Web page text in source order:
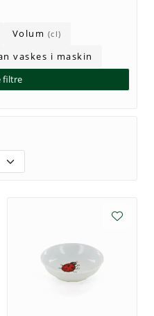
Volum (cl)
vaskes i maskin
filtre